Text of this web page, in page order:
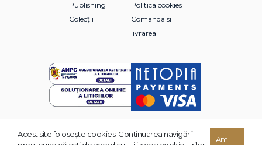
Publishing
Colecții
Politica cookies
Comanda si
livrarea
© 2026 Grupul Editorial TREI. Toate drepturile rezervate.
Acest site foloseşte cookies. Continuarea navigării
Am